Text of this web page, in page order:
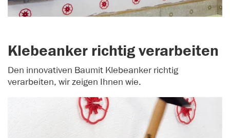
Klebeanker richtig verarbeiten
Den innovativen Baumit Klebeanker richtig
verarbeiten, wir zeigen Ihnen wie.